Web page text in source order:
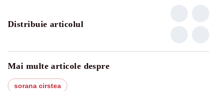
Distribuie articolul
Mai multe articole despre
sorana cirstea